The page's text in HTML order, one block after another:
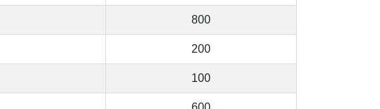
800
200
100